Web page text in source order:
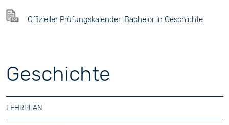
Offizieller Prüfungskalender. Bachelor in Geschichte
Geschichte
LEHRPLAN